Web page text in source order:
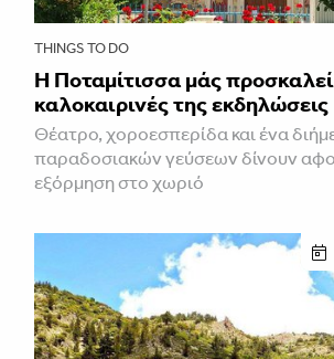
THINGS TO DO
Η Ποταμίτισσα μάς
καλοκαιρινές της εκδηλώσεις
Θέατρο, χοροεσπερίδα και ένα
παραδοσιακών γεύσεων δίνουν
εξόρμηση στο χωριό